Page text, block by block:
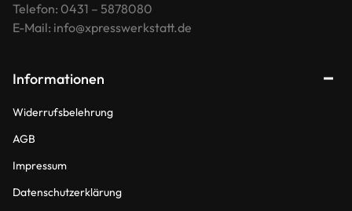
Telefon: 0431 – 5878080
E-Mail: info@xpresswerkstatt.de
Informationen
Widerrufsbelehrung
AGB
Impressum
Datenschutzerklärung